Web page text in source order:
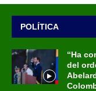
POLÍTICA
“Ha
del